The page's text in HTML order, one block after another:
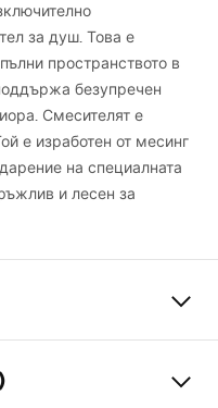
за душ. Това е
пространството в
безупречен
Смесителят е
е изработен от месинг
на специалната
и лесен за